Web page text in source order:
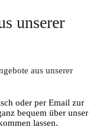
unserer
aus unserer
oder per Email zur
bequem über unser
lassen.